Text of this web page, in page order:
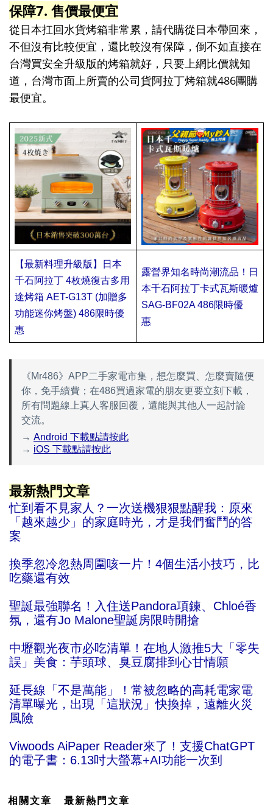
保障7. 售價最便宜
從日本扛回水貨烤箱非常累，請代購從日本帶回來，
不但沒有比較便宜，還比較沒有保障，倒不如直接在
台灣買安全升級版的烤箱就好，只要上網比價就知
道，台灣市面上所賣的公司貨阿拉丁烤箱就486團購
最便宜。
【最新料理升級版】日本
千石阿拉丁 4枚燒復古多用
途烤箱 AET-G13T (加贈多
功能迷你烤盤) 486限時優
惠
露營界知名時尚潮流品！日
本千石阿拉丁卡式瓦斯暖爐
SAG-BF02A 486限時優
惠
《Mr486》APP二手家電市集，想怎麼買、怎麼賣隨便
你，免手續費；在486買過家電的朋友更要立刻下載，
所有問題線上真人客服回覆，還能與其他人一起討論
交流。
→ Android 下載點請按此
→ iOS 下載點請按此
最新熱門文章
忙到看不見家人？一次送機狠狠點醒我：原來
「越來越少」的家庭時光，才是我們奮鬥的答
案
換季忽冷忽熱周圍咳一片！4個生活小技巧，比
吃藥還有效
聖誕最強聯名！入住送Pandora項鍊、Chloé香
氛，還有Jo Malone聖誕房限時開搶
中壢觀光夜市必吃清單！在地人激推5大「零失
誤」美食：芋頭球、臭豆腐排到心甘情願
延長線「不是萬能」！常被忽略的高耗電家電
清單曝光，出現「這狀況」快換掉，遠離火災
風險
Viwoods AiPaper Reader來了！支援ChatGPT
的電子書：6.13吋大螢幕+AI功能一次到
相關文章 最新熱門文章